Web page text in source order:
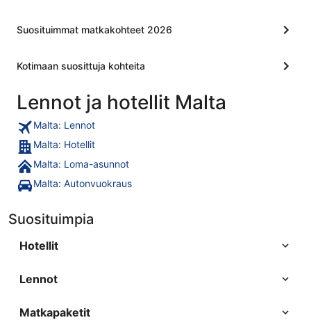
Suosituimmat matkakohteet 2026
Kotimaan suosittuja kohteita
Lennot ja hotellit Malta
Malta: Lennot
Malta: Hotellit
Malta: Loma-asunnot
Malta: Autonvuokraus
Suosituimpia
Hotellit
Lennot
Matkapaketit